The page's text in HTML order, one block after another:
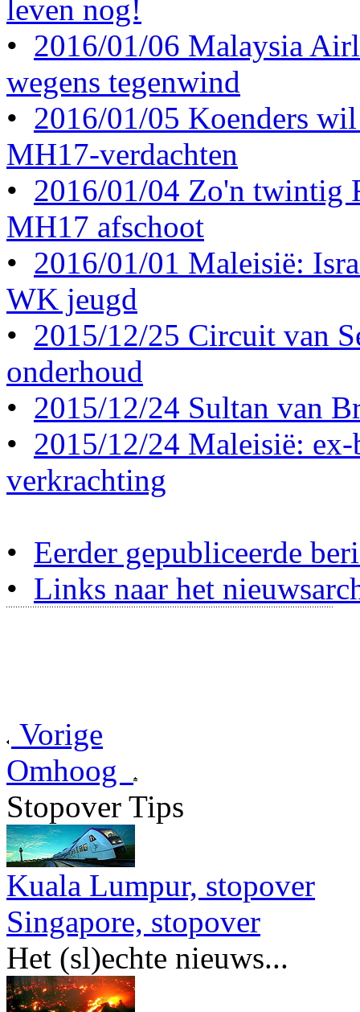
leven nog!
• 2016/01/06 Malaysia
wegens tegenwind
• 2016/01/05 Koenders
MH17-verdachten
• 2016/01/04 Zo'n twintig
MH17 afschoot
• 2016/01/01 Maleisië:
WK jeugd
• 2015/12/25 Circuit van
onderhoud
• 2015/12/24 Sultan van
• 2015/12/24 Maleisië:
verkrachting
• Eerder gepubliceerde
• Links naar het
Vorige
Omhoog
Stopover Tips
Kuala Lumpur, stopover
Singapore, stopover
Het (sl)echte nieuws...